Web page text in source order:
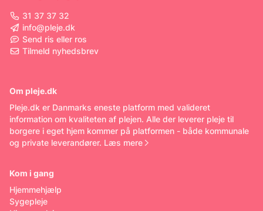
31 37 37 32
info@pleje.dk
Send ris eller ros
Tilmeld nyhedsbrev
Om pleje.dk
Pleje.dk er Danmarks eneste platform med valideret
information om kvaliteten af plejen. Alle der leverer pleje til
borgere i eget hjem kommer på platformen - både kommunale
og private leverandører. Læs mere
Kom i gang
Hjemmehjælp
Sygepleje